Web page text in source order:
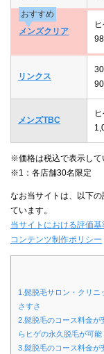
おすすめ
メンズクリア
リンクス
メンズTBC
※価格は税込で表示して
※1：各店舗30名限定
なお当サイトは、以下
ています。
当サイトにおける評価基
コンテンツ制作ポリシー
1.髭脱毛サロン・クリ
さすさ
2.髭脱毛のコース料金が
らヒゲの永久脱毛が可能
3.髭脱毛のコース料金が